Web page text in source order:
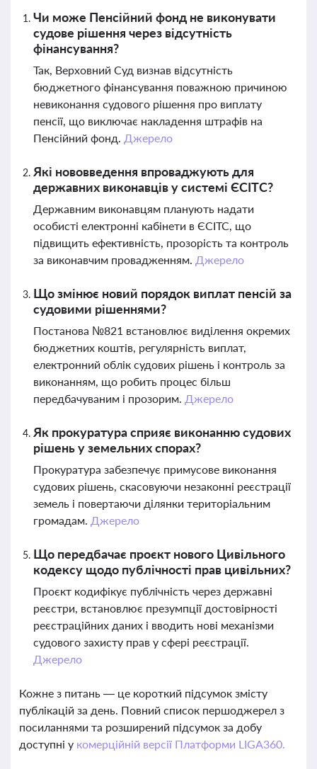
Чи може Пенсійний фонд не виконувати
судове рішення через відсутність
фінансування?
Так, Верховний Суд визнав відсутність
бюджетного фінансування поважною причиною
невиконання судового рішення про виплату
пенсії, що виключає накладення штрафів на
Пенсійний фонд. Джерело
Які нововведення впроваджують для
державних виконавців у системі ЄСІТС?
Державним виконавцям планують надати
особисті електронні кабінети в ЄСІТС, що
підвищить ефективність, прозорість та контроль
за виконавчим провадженням. Джерело
Що змінює новий порядок виплат пенсій за
судовими рішеннями?
Постанова №821 встановлює виділення окремих
бюджетних коштів, регулярність виплат,
електронний облік судових рішень і контроль за
виконанням, що робить процес більш
передбачуваним і прозорим. Джерело
Як прокуратура сприяє виконанню судових
рішень у земельних спорах?
Прокуратура забезпечує примусове виконання
судових рішень, скасовуючи незаконні реєстрації
земель і повертаючи ділянки територіальним
громадам. Джерело
Що передбачає проєкт нового Цивільного
кодексу щодо публічності прав цивільних?
Проєкт кодифікує публічність через державні
реєстри, встановлює презумпції достовірності
реєстраційних даних і вводить нові механізми
судового захисту прав у сфері реєстрації.
Джерело
Кожне з питань — це короткий підсумок змісту
публікацій за день. Повний список першоджерел з
посиланнями та розширений підсумок за добу
доступні у комерційній версії Платформи LIGA360.